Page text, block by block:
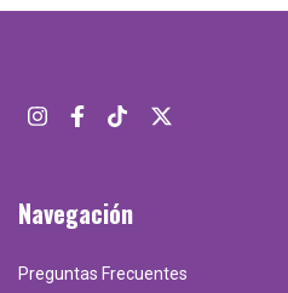
Navegación
Preguntas Frecuentes